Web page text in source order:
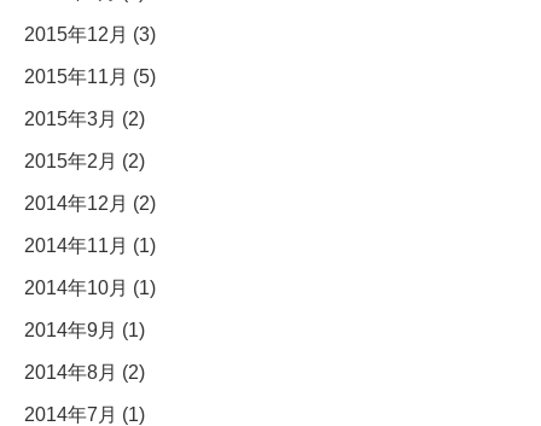
2015年12月 (3)
2015年11月 (5)
2015年3月 (2)
2015年2月 (2)
2014年12月 (2)
2014年11月 (1)
2014年10月 (1)
2014年9月 (1)
2014年8月 (2)
2014年7月 (1)